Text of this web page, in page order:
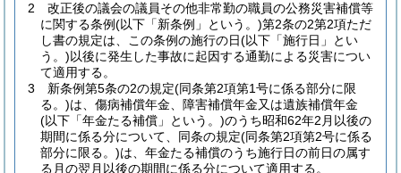
2
改正後の議会の議員その他非常勤の職員の公務災害補償等
に関する条例(以下「新条例」という。)第2条の2第2項ただ
し書の規定は、この条例の施行の日(以下「施行日」とい
う。)以後に発生した事故に起因する通勤による災害につい
て適用する。
3
新条例第5条の2の規定(同条第2項第1号に係る部分に限
る。)は、傷病補償年金、障害補償年金又は遺族補償年金
(以下「年金たる補償」という。)のうち昭和62年2月以後の
期間に係る分について、同条の規定(同条第2項第2号に係る
部分に限る。)は、年金たる補償のうち施行日の前日の属す
る月の翌月以後の期間に係る分について適用する。